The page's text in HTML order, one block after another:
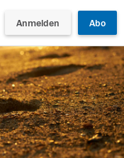
Anmelden Abo